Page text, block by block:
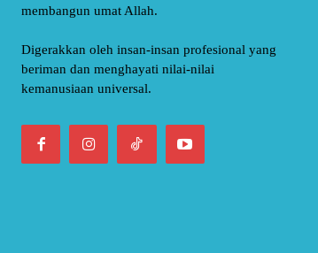
membangun umat Allah.
Digerakkan oleh insan-insan profesional yang
beriman dan menghayati nilai-nilai
kemanusiaan universal.